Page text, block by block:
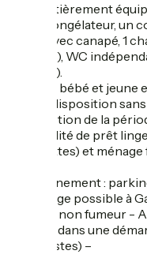
Gite entièrement
frigo, congélateur, un
salon avec canapé, 1
simples), WC
douche).
Accueil bébé et
base à disposition
En fonction de la
possibilité de prêt
(serviettes) et
Stationnement :
: recharge possible à
Meublé non fumeur -
engagé dans une
(écogestes) –